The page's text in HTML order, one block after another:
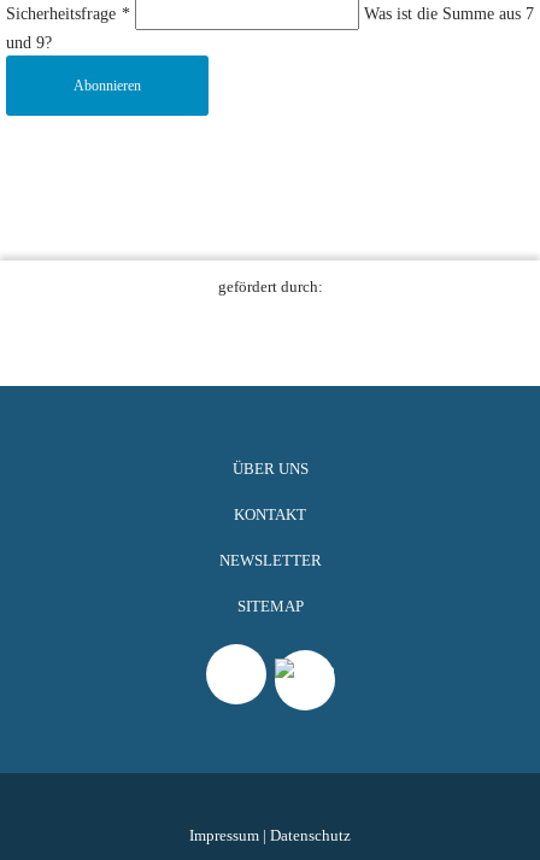
Sicherheitsfrage *
Was ist die Summe aus 7
und 9?
Abonnieren
gefördert durch:
ÜBER UNS
KONTAKT
NEWSLETTER
SITEMAP
Impressum | Datenschutz